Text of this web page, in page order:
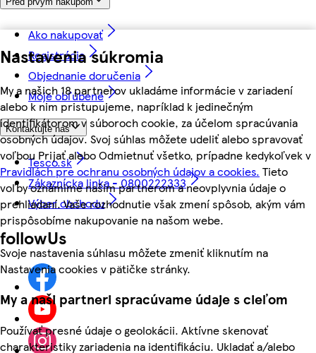
Nastavenia súkromia
My a našich 18 partnerov ukladáme informácie v zariadení
alebo k nim pristupujeme, napríklad k jedinečným
identifikátorom v súboroch cookie, za účelom spracúvania
osobných údajov. Svoj súhlas môžete udeliť alebo spravovať
voľbou Prijať alebo Odmietnuť všetko, prípadne kedykoľvek v
Pravidlách pre ochranu osobných údajov a cookies. Tieto
voľby oznámime našim partnerom a neovplyvnia údaje o
prehliadaní. Vaše rozhodnutie však zmení spôsob, akým vám
prispôsobíme nakupovanie na našom webe.
Svoje nastavenia súhlasu môžete zmeniť kliknutím na
Nastavenia cookies v pätičke stránky.
My a naši partneri spracúvame údaje s cieľom
Používať presné údaje o geolokácii. Aktívne skenovať
charakteristiky zariadenia na identifikáciu. Ukladať a/alebo
Ako nakupovať
Registrácia
Objednanie doručenia
Moje obľúbené
Kontaktujte nás
Tesco.sk
Zákaznícka linka - 0800222333
Výber obchodu
followUs